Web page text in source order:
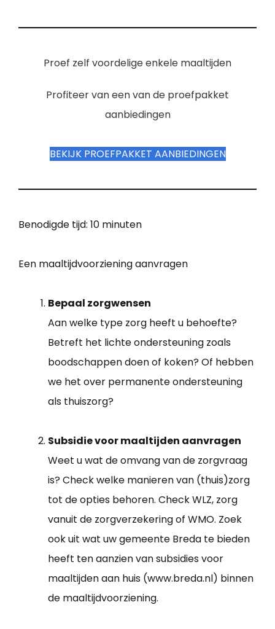
Proef zelf voordelige enkele maaltijden
Profiteer van een van de proefpakket
aanbiedingen
BEKIJK PROEFPAKKET AANBIEDINGEN
Benodigde tijd: 10 minuten
Een maaltijdvoorziening aanvragen
Bepaal zorgwensen
Aan welke type zorg heeft u behoefte?
Betreft het lichte ondersteuning zoals
boodschappen doen of koken? Of hebben
we het over permanente ondersteuning
als thuiszorg?
Subsidie voor maaltijden aanvragen
Weet u wat de omvang van de zorgvraag
is? Check welke manieren van (thuis)zorg
tot de opties behoren. Check WLZ, zorg
vanuit de zorgverzekering of WMO. Zoek
ook uit wat uw gemeente Breda te bieden
heeft ten aanzien van subsidies voor
maaltijden aan huis (www.breda.nl) binnen
de maaltijdvoorziening.